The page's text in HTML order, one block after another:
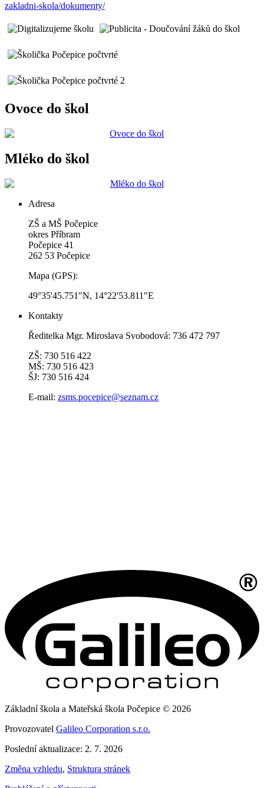
zakladni-skola/dokumenty/
Ovoce do škol
Mléko do škol
Adresa
ZŠ a MŠ Počepice
okres Příbram
Počepice 41
262 53 Počepice
Mapa (GPS):
49°35'45.751"N, 14°22'53.811"E
Kontakty
Ředitelka Mgr. Miroslava Svobodová: 736 472 797
ZŠ: 730 516 422
MŠ: 730 516 423
ŠJ: 730 516 424
E-mail: zsms.pocepice@seznam.cz
Základní škola a Mateřská škola Počepice © 2026
Provozovatel Galileo Corporation s.r.o.
Poslední aktualizace: 2. 7. 2026
Změna vzhledu, Struktura stránek